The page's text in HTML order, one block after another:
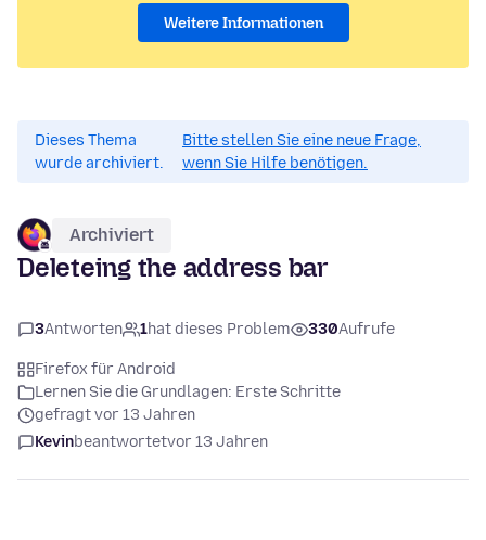
Weitere Informationen
Dieses Thema
wurde archiviert.
Bitte stellen Sie eine neue Frage,
wenn Sie Hilfe benötigen.
Archiviert
Deleteing the address bar
3Antworten 1hat dieses Problem 330Aufrufe
Firefox für Android
Lernen Sie die Grundlagen: Erste Schritte
gefragt vor 13 Jahren
Kevinbeantwortetvor 13 Jahren